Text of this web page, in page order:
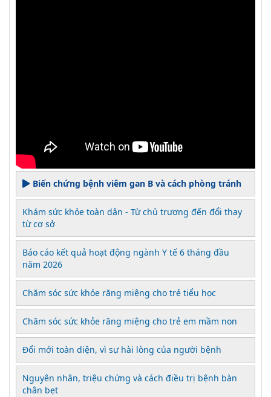
Biến chứng bệnh viêm gan B và cách phòng tránh
Khám sức khỏe toàn dân - Từ chủ trương đến đổi thay
từ cơ sở
Báo cáo kết quả hoạt động ngành Y tế 6 tháng đầu
năm 2026
Chăm sóc sức khỏe răng miệng cho trẻ tiểu học
Chăm sóc sức khỏe răng miệng cho trẻ em mầm non
Đổi mới toàn diện, vì sự hài lòng của người bệnh
Nguyên nhân, triệu chứng và cách điều trị bệnh bàn
chân bẹt